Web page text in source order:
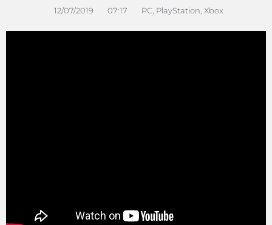
12/07/2019 07:17 PC, PlayStation Xbox